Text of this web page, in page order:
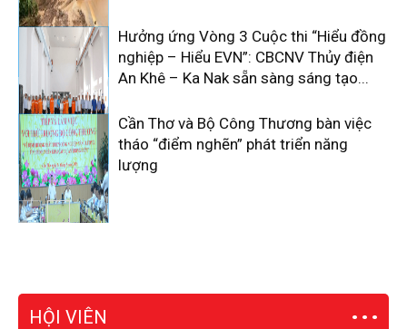
Hưởng ứng Vòng 3 Cuộc thi “Hiểu đồng
nghiệp – Hiểu EVN”: CBCNV Thủy điện
An Khê – Ka Nak sẵn sàng sáng tạo...
Cần Thơ và Bộ Công Thương bàn việc
tháo “điểm nghẽn” phát triển năng
lượng
HỘI VIÊN